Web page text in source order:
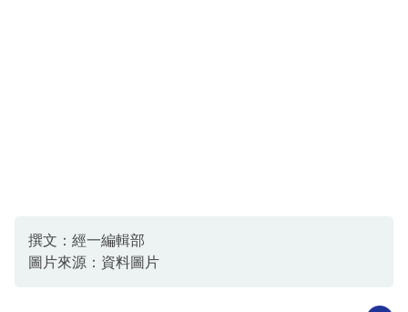
撰文：經一編輯部
圖片來源：資料圖片